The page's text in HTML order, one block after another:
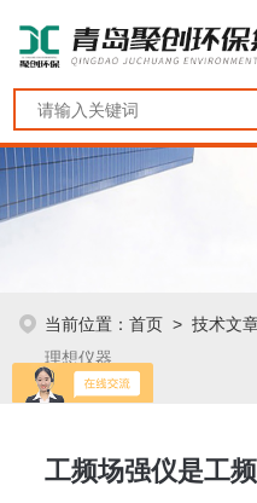
当前位置：首页 >技术文
理想仪器
工频场强仪是工